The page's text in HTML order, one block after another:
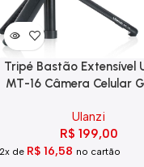
Tripé Bastão Extensível
MT-16 Câmera Celular
Ulanzi
R$ 199,00
de R$ 16,58 no cartão